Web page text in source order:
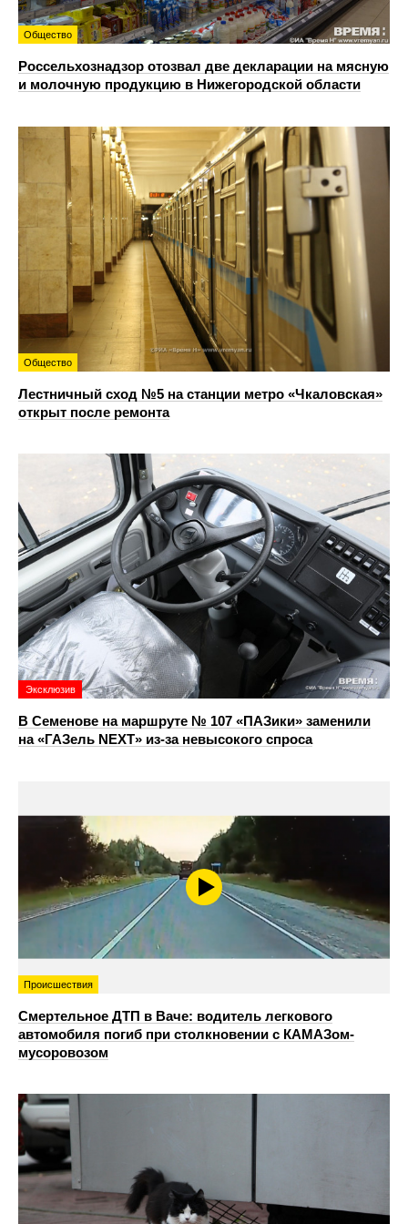
Общество
Россельхознадзор отозвал две декларации на мясную
и молочную продукцию в Нижегородской области
Общество
Лестничный сход №5 на станции метро «Чкаловская»
открыт после ремонта
Эксклюзив
В Семенове на маршруте № 107 «ПАЗики» заменили
на «ГАЗель NEXT» из‑за невысокого спроса
Происшествия
Смертельное ДТП в Ваче: водитель легкового
автомобиля погиб при столкновении с КАМАЗом-
мусоровозом